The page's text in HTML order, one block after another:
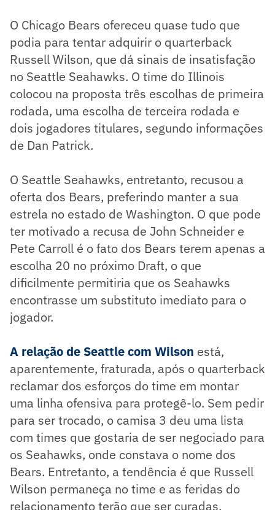
O Chicago Bears ofereceu quase tudo que
podia para tentar adquirir o quarterback
Russell Wilson, que dá sinais de insatisfação
no Seattle Seahawks. O time do Illinois
colocou na proposta três escolhas de primeira
rodada, uma escolha de terceira rodada e
dois jogadores titulares, segundo informações
de Dan Patrick.
O Seattle Seahawks, entretanto, recusou a
oferta dos Bears, preferindo manter a sua
estrela no estado de Washington. O que pode
ter motivado a recusa de John Schneider e
Pete Carroll é o fato dos Bears terem apenas a
escolha 20 no próximo Draft, o que
dificilmente permitiria que os Seahawks
encontrasse um substituto imediato para o
jogador.
A relação de Seattle com Wilson está,
aparentemente, fraturada, após o quarterback
reclamar dos esforços do time em montar
uma linha ofensiva para protegê-lo. Sem pedir
para ser trocado, o camisa 3 deu uma lista
com times que gostaria de ser negociado para
os Seahawks, onde constava o nome dos
Bears. Entretanto, a tendência é que Russell
Wilson permaneça no time e as feridas do
relacionamento terão que ser curadas.